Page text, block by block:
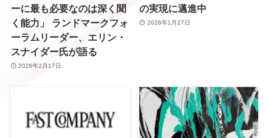
ーに最も必要なのは深く聞
く能力」 ランドマークフォ
ーラムリーダー、エリン・
スナイダー氏が語る
2026年2月17日
の実現に邁進中
2026年1月27日